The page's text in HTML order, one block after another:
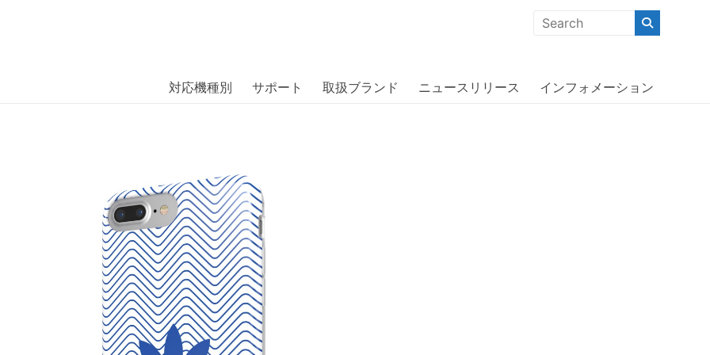
には、日本では珍しい「海外ブランド」をはじめ「ユニークな商品」「機能的な商品」「コストパフォーマンスの高い商
対応機種別 サポート 取扱ブランド ニュースリリース インフォメーション